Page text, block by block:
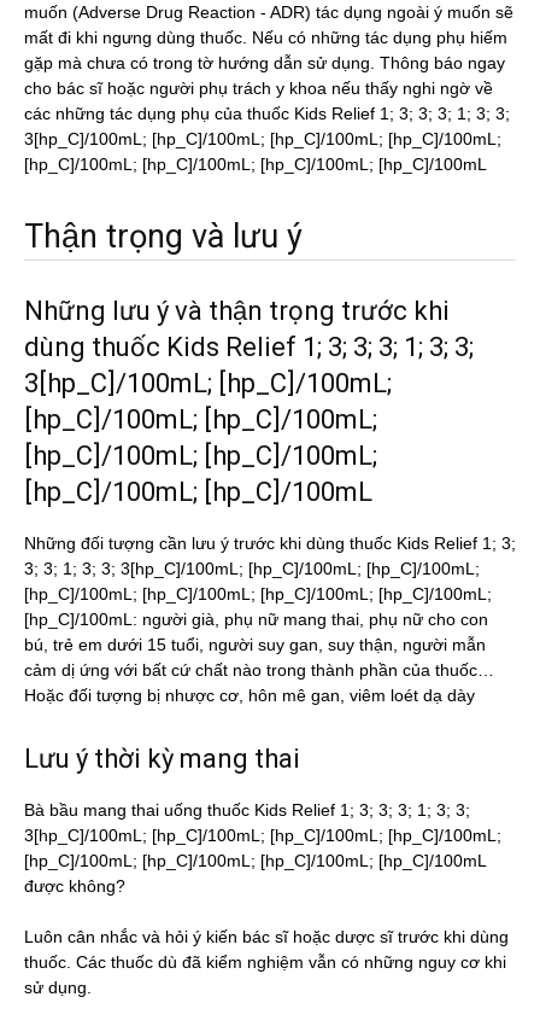
muốn (Adverse Drug Reaction - ADR) tác dụng ngoài ý muốn sẽ
mất đi khi ngưng dùng thuốc. Nếu có những tác dụng phụ hiếm
gặp mà chưa có trong tờ hướng dẫn sử dụng. Thông báo ngay
cho bác sĩ hoặc người phụ trách y khoa nếu thấy nghi ngờ về
các những tác dụng phụ của thuốc Kids Relief 1; 3; 3; 3; 1; 3; 3;
3[hp_C]/100mL; [hp_C]/100mL; [hp_C]/100mL; [hp_C]/100mL;
[hp_C]/100mL; [hp_C]/100mL; [hp_C]/100mL; [hp_C]/100mL
Thận trọng và lưu ý
Những lưu ý và thận trọng trước khi
dùng thuốc Kids Relief 1; 3; 3; 3; 1; 3; 3;
3[hp_C]/100mL; [hp_C]/100mL;
[hp_C]/100mL; [hp_C]/100mL;
[hp_C]/100mL; [hp_C]/100mL;
[hp_C]/100mL; [hp_C]/100mL
Những đối tượng cần lưu ý trước khi dùng thuốc Kids Relief 1; 3;
3; 3; 1; 3; 3; 3[hp_C]/100mL; [hp_C]/100mL; [hp_C]/100mL;
[hp_C]/100mL; [hp_C]/100mL; [hp_C]/100mL; [hp_C]/100mL;
[hp_C]/100mL: người già, phụ nữ mang thai, phụ nữ cho con
bú, trẻ em dưới 15 tuổi, người suy gan, suy thận, người mẫn
cảm dị ứng với bất cứ chất nào trong thành phần của thuốc…
Hoặc đối tượng bị nhược cơ, hôn mê gan, viêm loét dạ dày
Lưu ý thời kỳ mang thai
Bà bầu mang thai uống thuốc Kids Relief 1; 3; 3; 3; 1; 3; 3;
3[hp_C]/100mL; [hp_C]/100mL; [hp_C]/100mL; [hp_C]/100mL;
[hp_C]/100mL; [hp_C]/100mL; [hp_C]/100mL; [hp_C]/100mL
được không?
Luôn cân nhắc và hỏi ý kiến bác sĩ hoặc dược sĩ trước khi dùng
thuốc. Các thuốc dù đã kiểm nghiệm vẫn có những nguy cơ khi
sử dụng.